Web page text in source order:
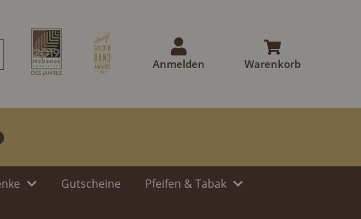
Warenkorb
Anmelden
Gutscheine Pfeifen & Tabak